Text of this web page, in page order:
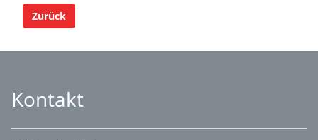
Zurück
Kontakt